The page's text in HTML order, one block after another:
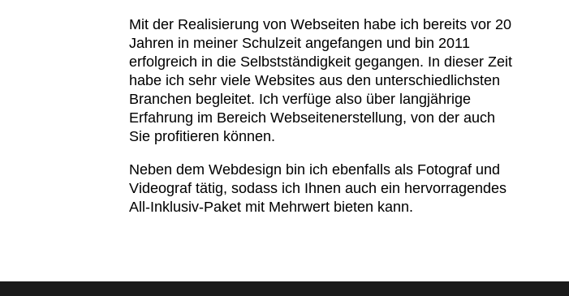
Mit der Realisierung von Webseiten habe ich bereits vor 20
Jahren in meiner Schulzeit angefangen und bin 2011
erfolgreich in die Selbstständigkeit gegangen. In dieser Zeit
habe ich sehr viele Websites aus den unterschiedlichsten
Branchen begleitet. Ich verfüge also über langjährige
Erfahrung im Bereich Webseitenerstellung, von der auch
Sie profitieren können.
Neben dem Webdesign bin ich ebenfalls als Fotograf und
Videograf tätig, sodass ich Ihnen auch ein hervorragendes
All-Inklusiv-Paket mit Mehrwert bieten kann.